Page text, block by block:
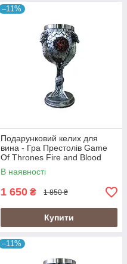
–11%
Подарунковий келих для
вина - Гра Престолів Game
Of Thrones Fire and Blood
Кубок
В наявності
1 650 ₴ 1 850 ₴
Купити
–11%